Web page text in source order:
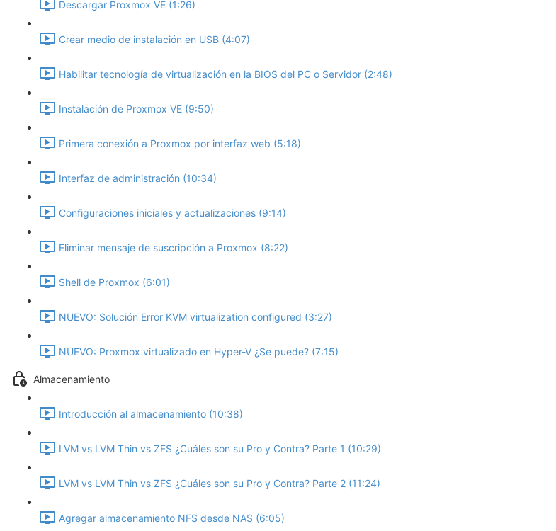
Descargar Proxmox VE (1:26)
Crear medio de instalación en USB (4:07)
Habilitar tecnología de virtualización en la BIOS del PC o Servidor (2:48)
Instalación de Proxmox VE (9:50)
Primera conexión a Proxmox por interfaz web (5:18)
Interfaz de administración (10:34)
Configuraciones iniciales y actualizaciones (9:14)
Eliminar mensaje de suscripción a Proxmox (8:22)
Shell de Proxmox (6:01)
NUEVO: Solución Error KVM virtualization configured (3:27)
NUEVO: Proxmox virtualizado en Hyper-V ¿Se puede? (7:15)
Almacenamiento
Introducción al almacenamiento (10:38)
LVM vs LVM Thin vs ZFS ¿Cuáles son su Pro y Contra? Parte 1 (10:29)
LVM vs LVM Thin vs ZFS ¿Cuáles son su Pro y Contra? Parte 2 (11:24)
Agregar almacenamiento NFS desde NAS (6:05)